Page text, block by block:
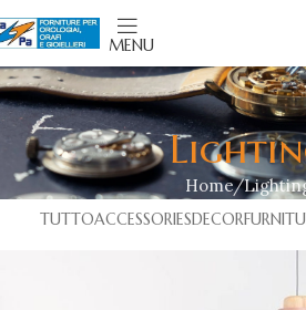
MENU
Home
TUTTOACCESSORIESDECOR